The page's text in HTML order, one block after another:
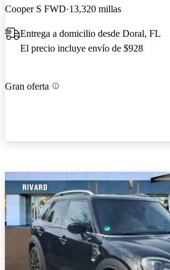
Cooper S FWD 13,320 millas
Entrega a domicilio desde Doral, FL
El precio incluye envío de $928
Gran oferta